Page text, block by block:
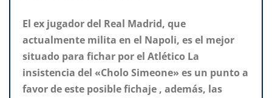
El ex jugador del Real Madrid, que
actualmente milita en el Napoli, es el mejor
situado para fichar por el Atlético La
insistencia del «Cholo Simeone» es un punto a
favor de este posible fichaje , además, las